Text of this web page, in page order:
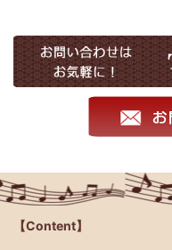
【Content】